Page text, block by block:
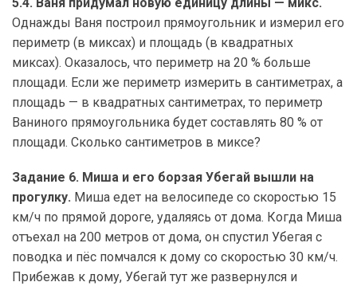
5.4. Ваня придумал новую единицу длины — микс.
Однажды Ваня построил прямоугольник и измерил его
периметр (в миксах) и площадь (в квадратных
миксах). Оказалось, что периметр на 20 % больше
площади. Если же периметр измерить в сантиметрах, а
площадь — в квадратных сантиметрах, то периметр
Ваниного прямоугольника будет составлять 80 % от
площади. Сколько сантиметров в миксе?
Задание 6. Миша и его борзая Убегай вышли на
прогулку. Миша едет на велосипеде со скоростью 15
км/ч по прямой дороге, удаляясь от дома. Когда Миша
отъехал на 200 метров от дома, он спустил Убегая с
поводка и пёс помчался к дому со скоростью 30 км/ч.
Прибежав к дому, Убегай тут же развернулся и